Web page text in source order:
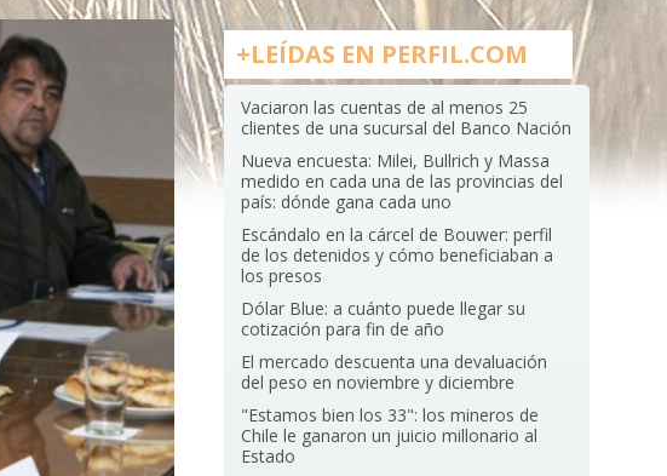
+LEÍDAS EN PERFIL.COM
Vaciaron las cuentas de al menos 25
clientes de una sucursal del Banco Nación
Nueva encuesta: Milei, Bullrich y Massa
medido en cada una de las provincias del
país: dónde gana cada uno
Escándalo en la cárcel de Bouwer: perfil
de los detenidos y cómo beneficiaban a
los presos
Dólar Blue: a cuánto puede llegar su
cotización para fin de año
El mercado descuenta una devaluación
del peso en noviembre y diciembre
"Estamos bien los 33": los mineros de
Chile le ganaron un juicio millonario al
Estado